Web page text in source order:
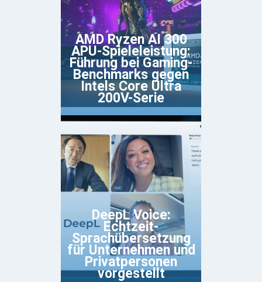
AMD Ryzen AI 300
APU-Spieleleistung:
Führung bei Gaming-
Benchmarks gegen
Intels Core Ultra
200V-Serie
DeepL Voice:
Echtzeit-
Sprachübersetzung
für Unternehmen und
Privatpersonen
vorgestellt